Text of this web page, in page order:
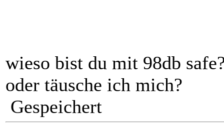
wieso bist du mit 98db
oder täusche ich mich?
Gespeichert